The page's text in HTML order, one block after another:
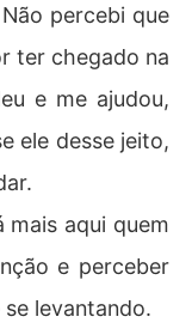
percebi que
ter chegado na
e me ajudou,
ele desse jeito,
mais aqui quem
e perceber
levantando.